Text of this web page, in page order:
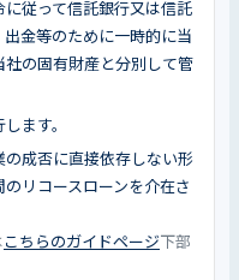
従って信託銀行又は信託
金等のために一時的に当
の固有財産と分別して管
ます。
成否に直接依存しない形
リコースローンを介在さ
こちらのガイドページ下部